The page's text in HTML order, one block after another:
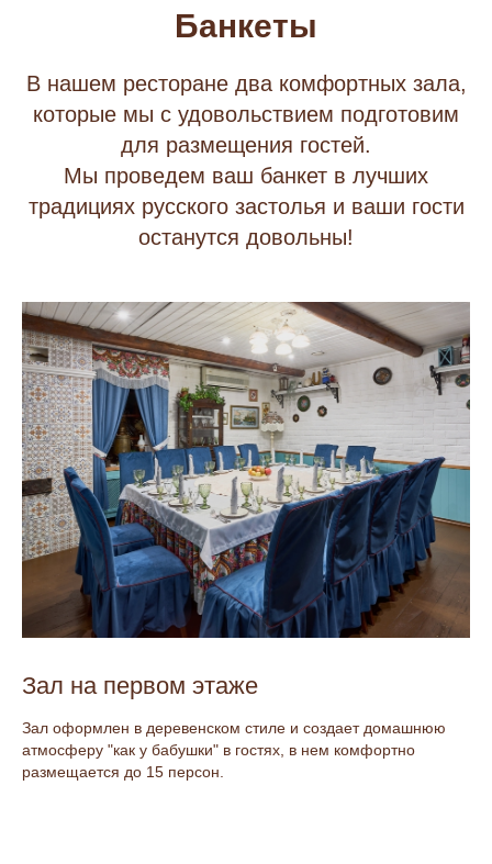
Банкеты
В нашем ресторане два комфортных зала,
которые мы с удовольствием подготовим
для размещения гостей.
Мы проведем ваш банкет в лучших
традициях русского застолья и ваши гости
останутся довольны!
Зал на первом этаже
Зал оформлен в деревенском стиле и создает домашнюю
атмосферу "как у бабушки" в гостях, в нем комфортно
размещается до 15 персон.